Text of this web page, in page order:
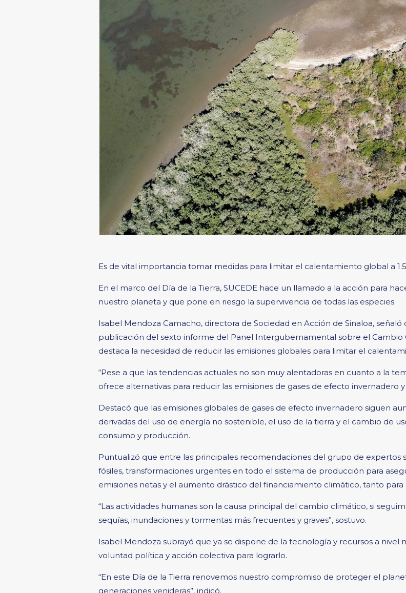
Es de vital importancia tomar medidas para limitar el calentamiento global a 1.5
En el marco del Día de la Tierra, SUCEDE hace un llamado a la acción para
nuestro planeta y que pone en riesgo la supervivencia de todas las especies.
Isabel Mendoza Camacho, directora de Sociedad en Acción de Sinaloa,
publicación del sexto informe del Panel Intergubernamental sobre el Cambio
destaca la necesidad de reducir las emisiones globales para limitar el
“Pese a que las tendencias actuales no son muy alentadoras en cuanto a la
ofrece alternativas para reducir las emisiones de gases de efecto invernadero
Destacó que las emisiones globales de gases de efecto invernadero siguen
derivadas del uso de energía no sostenible, el uso de la tierra y el cambio de
consumo y producción.
Puntualizó que entre las principales recomendaciones del grupo de
fósiles, transformaciones urgentes en todo el sistema de producción para
emisiones netas y el aumento drástico del financiamiento climático, tanto
“Las actividades humanas son la causa principal del cambio climático, si
sequías, inundaciones y tormentas más frecuentes y graves”, sostuvo.
Isabel Mendoza subrayó que ya se dispone de la tecnología y recursos a nivel
voluntad política y acción colectiva para lograrlo.
“En este Día de la Tierra renovemos nuestro compromiso de proteger el
generaciones venideras”, indicó.